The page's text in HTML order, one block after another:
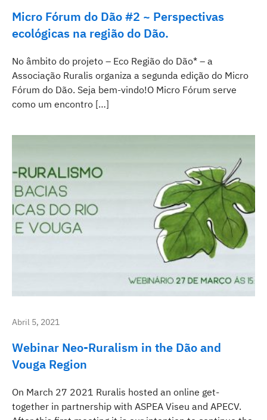
Micro Fórum do Dão #2 ~ Perspectivas
ecológicas na região do Dão.
No âmbito do projeto – Eco Região do Dão* – a
Associação Ruralis organiza a segunda edição do Micro
Fórum do Dão. Seja bem-vindo!O Micro Fórum serve
como um encontro […]
Abril 5, 2021
Webinar Neo-Ruralism in the Dão and
Vouga Region
On March 27 2021 Ruralis hosted an online get-
together in partnership with ASPEA Viseu and APECV.